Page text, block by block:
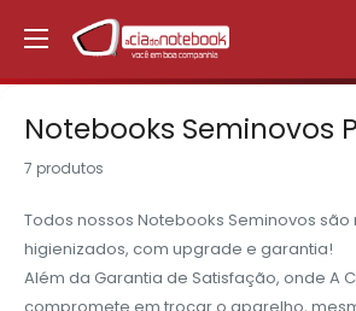
para
Notebooks Seminovos
7 produtos
Todos nossos Notebooks Seminovos são
higienizados, com upgrade e garantia!
Além da Garantia de Satisfação, onde A